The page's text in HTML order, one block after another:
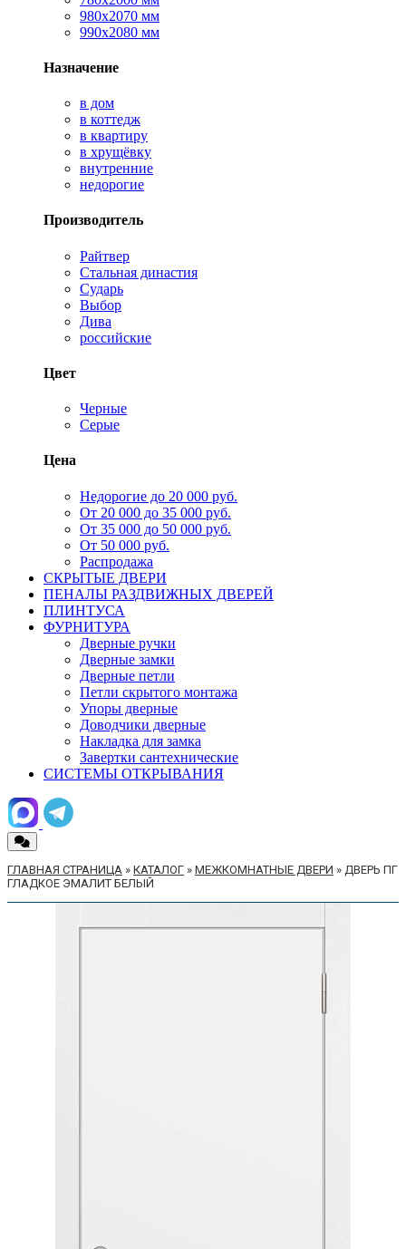
980х2070 мм
990х2080 мм
Назначение
в дом
в коттедж
в квартиру
в хрущёвку
внутренние
недорогие
Производитель
Райтвер
Стальная династия
Сударь
Выбор
Дива
российские
Цвет
Черные
Серые
Цена
Недорогие до 20 000 руб.
От 20 000 до 35 000 руб.
От 35 000 до 50 000 руб.
От 50 000 руб.
Распродажа
СКРЫТЫЕ ДВЕРИ
ПЕНАЛЫ РАЗДВИЖНЫХ ДВЕРЕЙ
ПЛИНТУСА
ФУРНИТУРА
Дверные ручки
Дверные замки
Дверные петли
Петли скрытого монтажа
Упоры дверные
Доводчики дверные
Накладка для замка
Завертки сантехнические
СИСТЕМЫ ОТКРЫВАНИЯ
ГЛАВНАЯ СТРАНИЦА » КАТАЛОГ » МЕЖКОМНАТНЫЕ ДВЕРИ » ДВЕРЬ ПГ
ГЛАДКОЕ ЭМАЛИТ БЕЛЫЙ